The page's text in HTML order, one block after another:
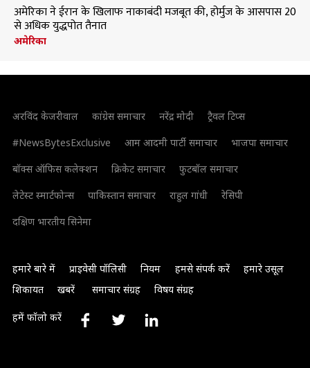
अमेरिका ने ईरान के खिलाफ नाकाबंदी मजबूत की, होर्मुज के आसपास 20
से अधिक युद्धपोत तैनात
अमेरिका
अरविंद केजरीवाल कांग्रेस समाचार नरेंद्र मोदी
ट्रैवल टिप्स
#NewsBytesExclusive
आम आदमी पार्टी समाचार
भाजपा समाचार
बॉक्स ऑफिस कलेक्शन
क्रिकेट समाचार
फुटबॉल समाचार
लेटेस्ट स्मार्टफोन्स
पाकिस्तान समाचार राहुल गांधी
रेसिपी
दक्षिण भारतीय सिनेमा
हमारे बारे में प्राइवेसी पॉलिसी नियम हमसे संपर्क करें
हमारे उसूल
शिकायत
खबरें समाचार संग्रह विषय संग्रह
हमें फॉलो करें